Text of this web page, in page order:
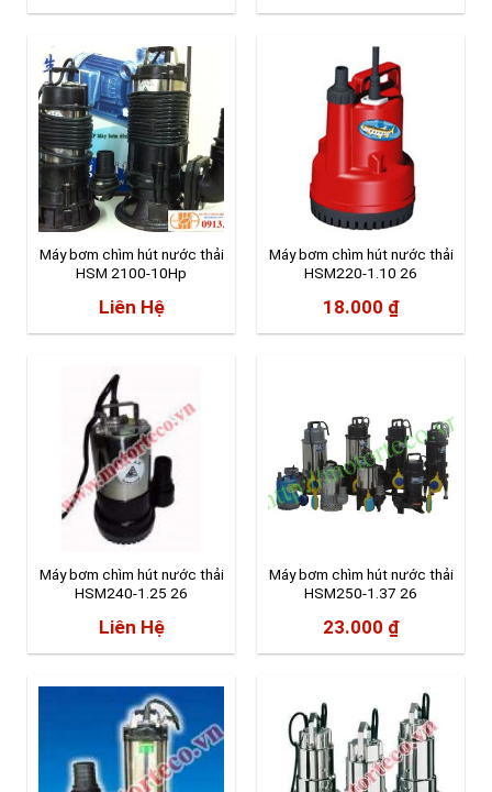
Máy bơm chìm hút nước thải
HSM 2100-10Hp
Liên Hệ
Máy bơm chìm hút nước thải
HSM220-1.10 26
18.000 ₫
Máy bơm chìm hút nước thải
HSM240-1.25 26
Liên Hệ
Máy bơm chìm hút nước thải
HSM250-1.37 26
23.000 ₫